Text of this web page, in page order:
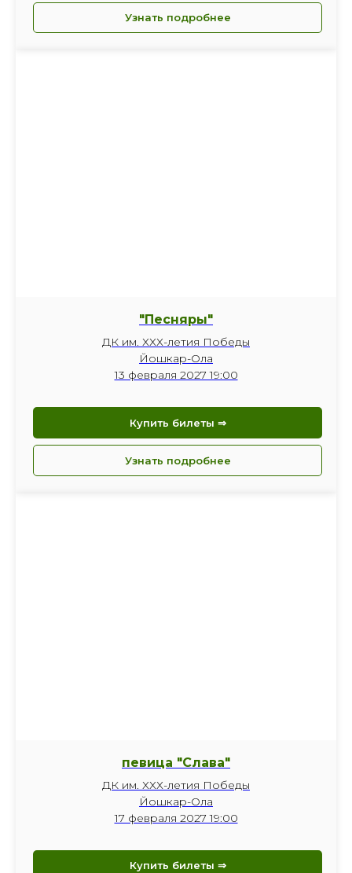
Узнать подробнее
"Песняры"
ДК им. ХХХ-летия Победы
Йошкар-Ола
13 февраля 2027 19:00
Купить билеты ⇒
Узнать подробнее
певица "Слава"
ДК им. ХХХ-летия Победы
Йошкар-Ола
17 февраля 2027 19:00
Купить билеты ⇒